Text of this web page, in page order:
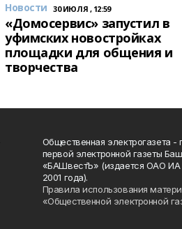
Новости 30 ИЮЛЯ , 12:59
«Домосервис» запустил в
уфимских новостройках
площадки для общения и
творчества
Общественная электрогазета -
первой электронной газеты
«БАШвестЪ» (издается ОАО
2001 года).
Правила использования
«Общественной электронной